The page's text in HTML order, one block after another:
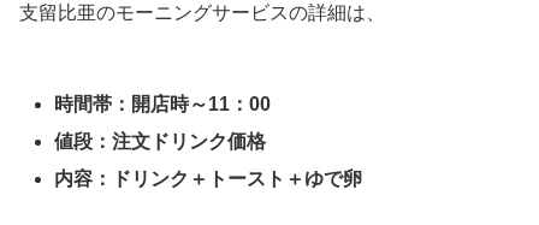
支留比亜のモーニングサービスの詳細は、
時間帯：開店時～11：00
値段：注文ドリンク価格
内容：ドリンク＋トースト＋ゆで卵